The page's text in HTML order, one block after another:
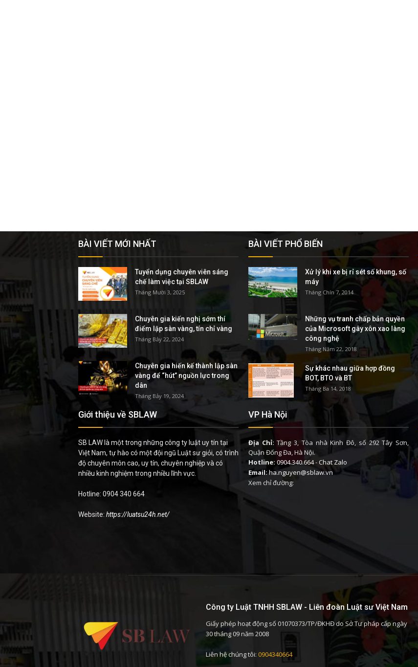
BÀI VIẾT MỚI NHẤT
Tuyển dụng chuyên viên sáng
chế làm việc tại SBLAW
Tháng Mười 3, 2025
Chuyên gia kiến nghị sớm thí
điểm lập sàn vàng, tín chỉ vàng
Tháng Bảy 22, 2024
Chuyên gia hiến kế thành lập sàn
vàng để “hút” nguồn lực trong
dân
Tháng Bảy 19, 2024
Giới thiệu về SBLAW
SB LAW là một trong những công ty luật uy tín tại
Việt Nam, tự hào có một đội ngũ Luật sư giỏi, có trình
độ chuyên môn cao, uy tín, chuyên nghiệp và có
nhiều kinh nghiệm trong nhiều lĩnh vực.
Hotline: 0904 340 664
Website: https://luatsu24h.net/
BÀI VIẾT PHỔ BIẾN
Xử lý khi xe bị rỉ sét số khung, số
máy
Tháng Chín 7, 2014
Những vụ tranh chấp bản quyền
của Microsoft gây xôn xao làng
công nghệ
Tháng Năm 22, 2018
Sự khác nhau giữa hợp đồng
BOT, BTO và BT
Tháng Ba 14, 2018
VP Hà Nội
Địa Chỉ: Tầng 3, Tòa nhà Kinh Đô, số 292 Tây Sơn,
Quận Đống Đa, Hà Nội.
Hotline: 0904.340.664-Chat Zalo
Email:ha.nguyen@sblaw.vn
Xem chỉ đường:
Công ty Luật TNHH SBLAW - Liên đoàn Luật sư Việt Nam
Giấy phép hoạt động số 01070373/TP/ĐKHĐ do Sở Tư pháp cấp ngày
30 tháng 09 năm 2008
Liên hệ chúng tôi: 0904340664